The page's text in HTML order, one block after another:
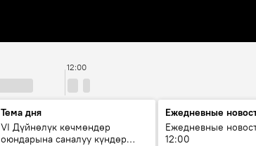
12:00
Тема дня
VI Дүйнөлүк көчмөндөр
оюндарына саналуу күндөр
Ежедневные
Ежедневные
12:00